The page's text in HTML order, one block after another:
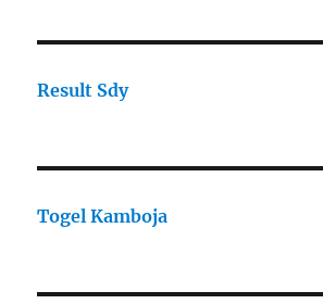
Result Sdy
Togel Kamboja